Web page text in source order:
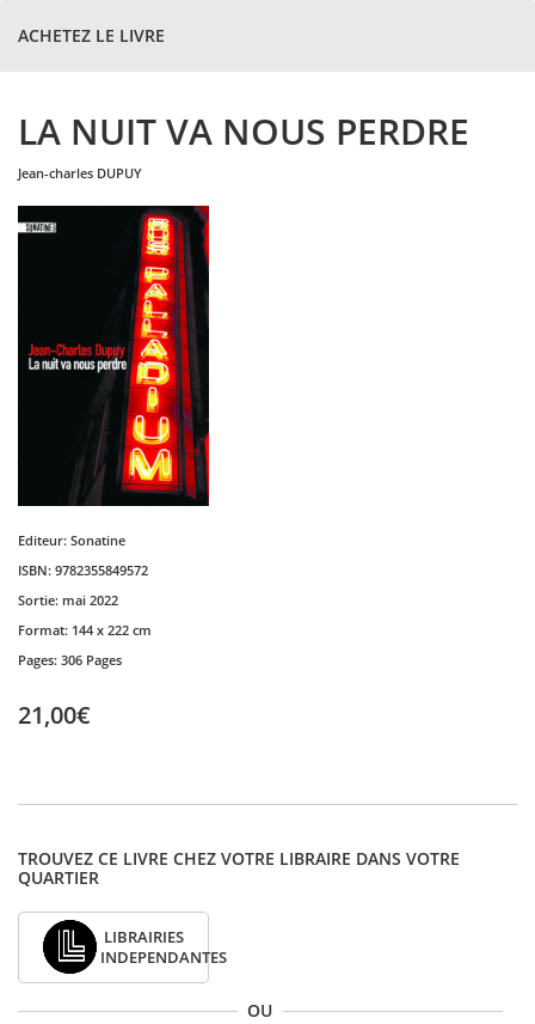
ACHETEZ LE LIVRE
LA NUIT VA NOUS PERDRE
jean-charles DUPUY
Editeur: Sonatine
ISBN: 9782355849572
Sortie: mai 2022
Format: 144 x 222 cm
Pages: 306 Pages
21,00€
TROUVEZ CE LIVRE CHEZ VOTRE LIBRAIRE DANS VOTRE
QUARTIER
LIBRAIRIES
INDEPENDANTES
OU